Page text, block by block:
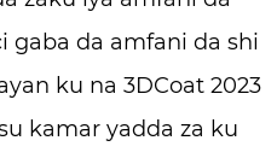
gaba da amfani da shi
ku na 3DCoat 2023
kamar yadda za ku